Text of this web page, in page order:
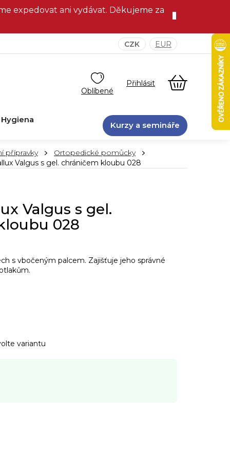
expedovat ani vydávat. Děkujeme za
CZK EUR
NÁKUPNÍ
KOŠÍK
Hygiena
Kurzy a semináře
přípravky
Ortopedické pomůcky
Valgus s gel. chráničem kloubu 028
Valgus s gel.
028
s vbočeným palcem. Zajišťuje jeho správné
variantu